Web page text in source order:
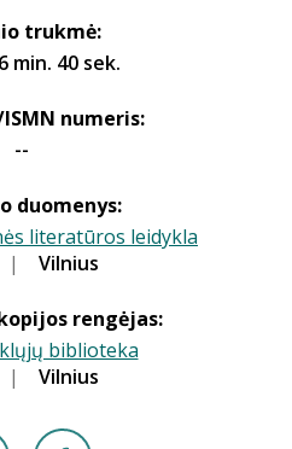
trukmė:
min. 40 sek.
ISMN numeris:
--
duomenys:
literatūros leidykla
| Vilnius
rengėjas:
biblioteka
| Vilnius